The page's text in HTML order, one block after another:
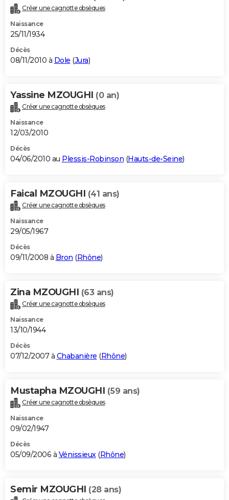
Créer une cagnotte obsèques
Naissance
25/11/1934
Décès
08/11/2010 à Dole (Jura)
Yassine MZOUGHI (0 an)
Créer une cagnotte obsèques
Naissance
12/03/2010
Décès
04/06/2010 au Plessis-Robinson (Hauts-de-Seine)
Faical MZOUGHI (41 ans)
Créer une cagnotte obsèques
Naissance
29/05/1967
Décès
09/11/2008 à Bron (Rhône)
Zina MZOUGHI (63 ans)
Créer une cagnotte obsèques
Naissance
13/10/1944
Décès
07/12/2007 à Chabanière (Rhône)
Mustapha MZOUGHI (59 ans)
Créer une cagnotte obsèques
Naissance
09/02/1947
Décès
05/09/2006 à Vénissieux(Rhône)
Semir MZOUGHI (28 ans)